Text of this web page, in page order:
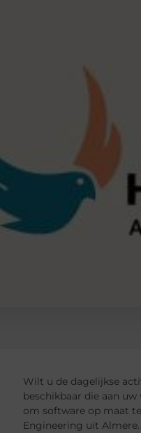
Wilt u de dagelijkse
beschikbaar die aan
om software op maat
Engineering uit